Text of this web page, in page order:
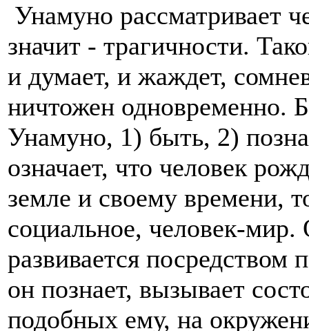
Унамуно рассматривает
значит - трагичности.
и думает, и жаждет,
ничтожен одновременно.
Унамуно, 1) быть, 2)
означает, что человек
земле и своему времени,
социальное, человек-мир.
развивается посредством
он познает, вызывает
подобных ему, на